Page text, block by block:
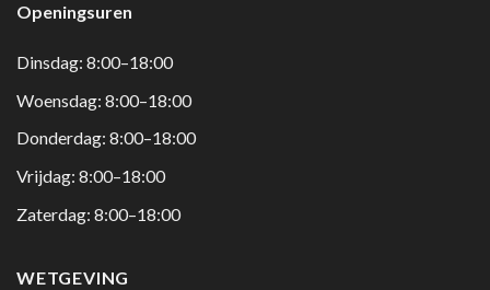
Openingsuren
Dinsdag: 8:00–18:00
Woensdag: 8:00–18:00
Donderdag: 8:00–18:00
Vrijdag: 8:00–18:00
Zaterdag: 8:00–18:00
WETGEVING